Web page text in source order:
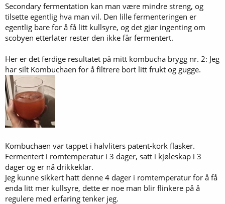
Secondary fermentation kan man være mindre streng, og
tilsette egentlig hva man vil. Den lille fermenteringen er
egentlig bare for å få litt kullsyre, og det gjør ingenting om
scobyen etterlater rester den ikke får fermentert.
Her er det ferdige resultatet på mitt kombucha brygg nr. 2: Jeg
har silt Kombuchaen for å filtrere bort litt frukt og gugge.
Kombuchaen var tappet i halvliters patent-kork flasker.
Fermentert i romtemperatur i 3 dager, satt i kjøleskap i 3
dager og er nå drikkeklar.
Jeg kunne sikkert hatt denne 4 dager i romtemperatur for å få
enda litt mer kullsyre, dette er noe man blir flinkere på å
regulere med erfaring tenker jeg.